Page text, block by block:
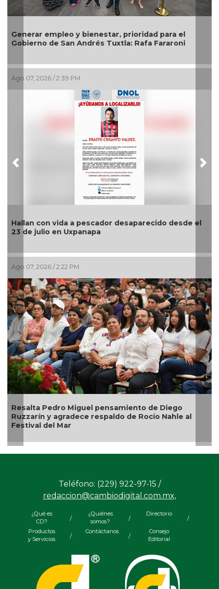
Generar empleo y bienestar, prioridad para el
Gobierno de San Andrés Tuxtla: Rafa Fararoni
Ago 07, 2026 / 2:39 PM
Hallan con vida a pescador desaparecido desde el
23 de julio en Uxpanapa
Ago 07, 2026 / 2:22 PM
Resalta Pedro Miguel pensamiento de Diego
Ruzzarín y agradece respaldo de Rocío Nahle al
Festival del Mar
Previous
Teléfono: (229) 922-97-15 /
redaccion@cambiodigital.com.mx,
¿Qué es
CD?
/
¿Quiénes
somos?
/
Directorio
/
Productos
y Servicios
/
Contáctanos
/
Consejo
Editorial